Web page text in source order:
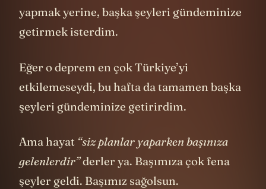
yapmak yerine, başka şeyleri gündeminize
getirmek isterdim.
Eğer o deprem en çok Türkiye’yi
etkilemeseydi, bu hafta da tamamen başka
şeyleri gündeminize getirirdim.
Ama hayat “siz planlar yaparken başınıza
gelenlerdir”derler ya. Başımıza çok fena
şeyler geldi. Başımız sağolsun.